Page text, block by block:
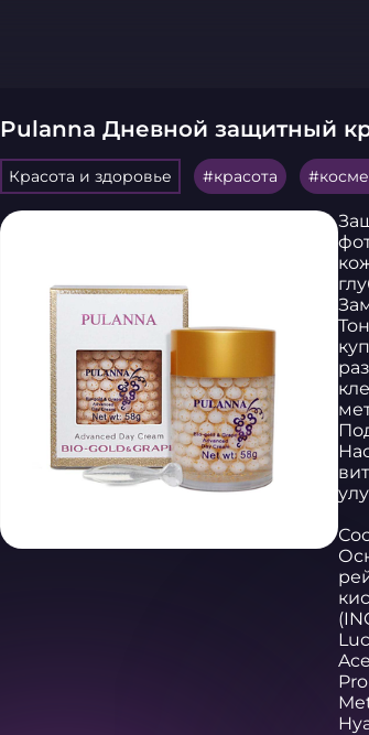
Pulanna Дневной защитный
Красота и здоровье красота